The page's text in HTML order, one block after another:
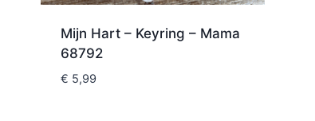
Mijn Hart – Keyring – Mama
68792
€ 5,99